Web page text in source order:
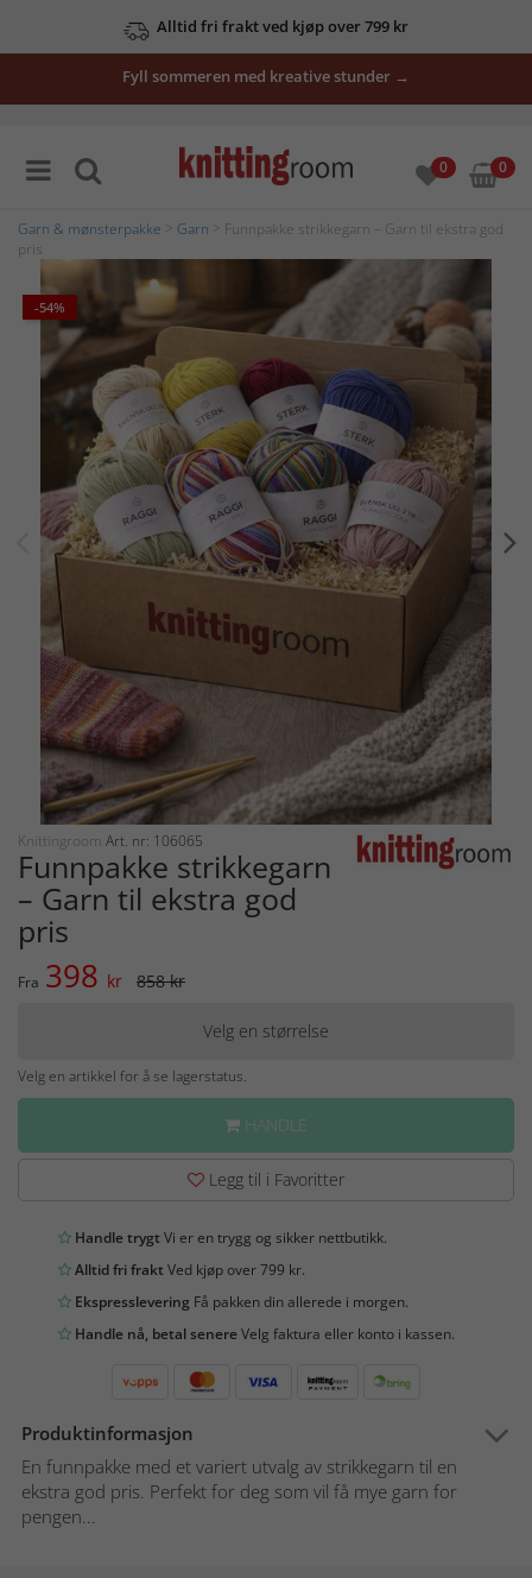
Alltid fri frakt ved kjøp over 799 kr
Fyll sommeren med kreative stunder →
0 0
Garn & mønsterpakke Garn > Funnpakke strikkegarn – Garn til ekstra god
pris
-54%
Knittingroom Art. nr: 106065
Funnpakke strikkegarn
– Garn til ekstra god
pris
Fra 398 kr 858 kr
Velg en størrelse
Velg en artikkel for å se lagerstatus.
HANDLE
Legg til i Favoritter
Handle trygtVi er en trygg og sikker nettbutikk.
Alltid fri fraktVed kjøp over 799 kr.
Ekspresslevering Få pakken din allerede i morgen.
Handle nå, betal senereVelg faktura eller konto i kassen.
Produktinformasjon
En funnpakke med et variert utvalg av strikkegarn til en
ekstra god pris. Perfekt for deg som vil få mye garn for
pengen...